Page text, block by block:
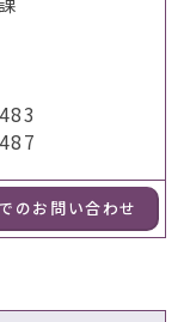
のお問い合わせ